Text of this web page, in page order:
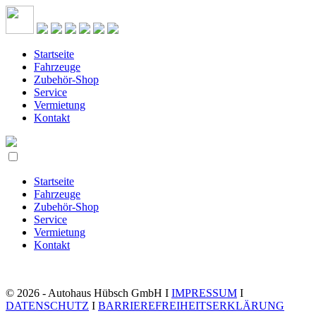
Startseite
Fahrzeuge
Zubehör-Shop
Service
Vermietung
Kontakt
Startseite
Fahrzeuge
Zubehör-Shop
Service
Vermietung
Kontakt
© 2026 - Autohaus Hübsch GmbH I IMPRESSUM I
DATENSCHUTZ I BARRIEREFREIHEITSERKLÄRUNG